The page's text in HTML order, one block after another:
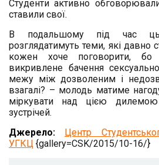
Студенти активно
ставили свої.
В подальшому під час
розглядатимуть теми, які давно
кожен хоче поговорити, бо
викривлене бачення
межу між дозволеним і
взагалі? – молодь матиме
міркувати над цією
зустрічей.
Джерело:
Центр
УГКЦ {gallery=CSK/2015/10-16/}